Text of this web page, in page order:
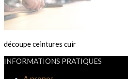
découpe ceintures cuir
INFORMATIONS PRATIQUES